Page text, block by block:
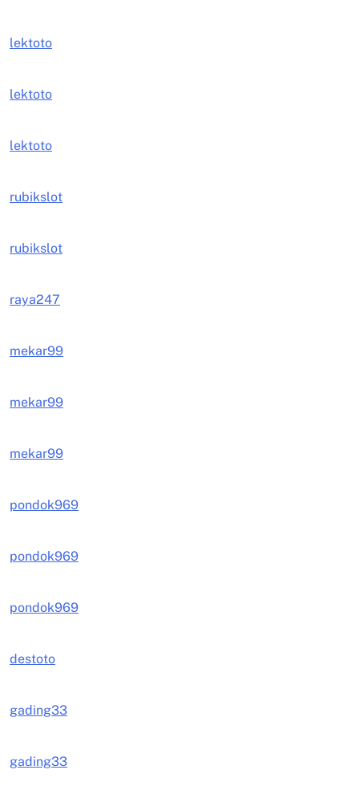
lektoto
lektoto
lektoto
rubikslot
rubikslot
raya247
mekar99
mekar99
mekar99
pondok969
pondok969
pondok969
destoto
gading33
gading33